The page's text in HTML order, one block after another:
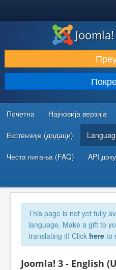
ПРЕУЗИМАЊЕ И ПРОШИРЕЊА
ОТКРИЈТЕ И НАУЧИТЕ
ЗАЈЕДНИЦА И ПОДРШКА
РЕСУРСИ ЗА РАЗВОЈ
Почетна Најновија верзија
Екстензије (додаци)
Честа питања (FAQ) API
This page is not yet fully
language. Make a gift to
translating it! Click here to
Joomla! 3 - English